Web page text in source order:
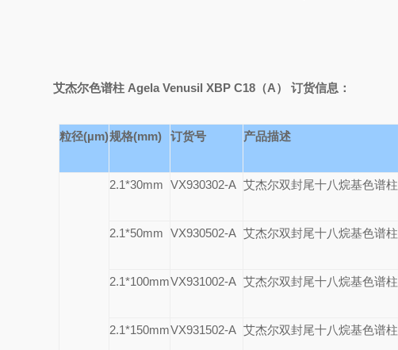
艾杰尔色谱柱 Agela Venusil XBP C18（A） 订货信息：
粒径(µm)规格(mm) 订货号 产品描述
2.1*30mm VX930302-A 艾杰尔双封尾十八烷基色谱柱
2.1*50mm VX930502-A 艾杰尔双封尾十八烷基色谱柱
2.1*100mmVX931002-A 艾杰尔双封尾十八烷基色谱柱
2.1*150mmVX931502-A 艾杰尔双封尾十八烷基色谱柱